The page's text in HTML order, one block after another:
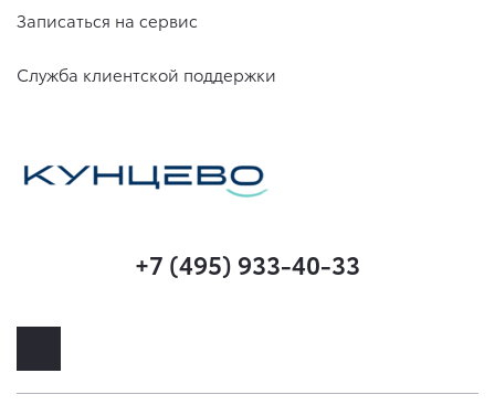
Записаться на сервис
Служба клиентской поддержки
+7 (495) 933-40-33